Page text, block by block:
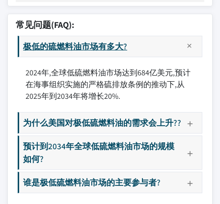
常见问题(FAQ):
极低的硫燃料油市场有多大?
2024年,全球低硫燃料油市场达到684亿美元,预计
在海事组织实施的严格硫排放条例的推动下,从
2025年到2034年将增长20%.
为什么美国对极低硫燃料油的需求会上升??
预计到2034年全球低硫燃料油市场的规模
如何?
谁是极低硫燃料油市场的主要参与者?